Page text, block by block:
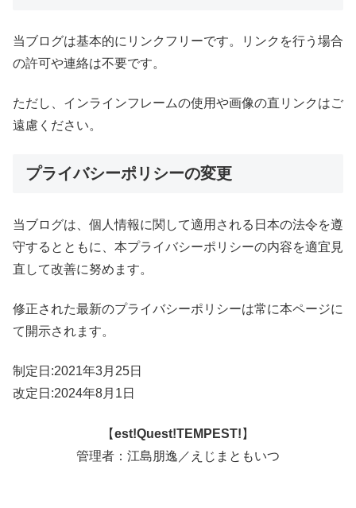
当ブログは基本的にリンクフリーです。リンクを行う場合
の許可や連絡は不要です。
ただし、インラインフレームの使用や画像の直リンクはご
遠慮ください。
プライバシーポリシーの変更
当ブログは、個人情報に関して適用される日本の法令を遵
守するとともに、本プライバシーポリシーの内容を適宜見
直して改善に努めます。
修正された最新のプライバシーポリシーは常に本ページに
て開示されます。
制定日:2021年3月25日
改定日:2024年8月1日
【est!Quest!TEMPEST! 】
管理者：江島朋逸／えじまともいつ